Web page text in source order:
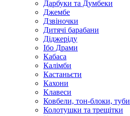
Дарбуки та Думбеки
Джембе
Дзвіночки
Дитячі барабани
Діджеріду
Ібо Драми
Кабаса
Калімби
Кастаньєти
Кахони
Клавеси
Ковбели, тон-блоки, туби
Колотушки та трещітки